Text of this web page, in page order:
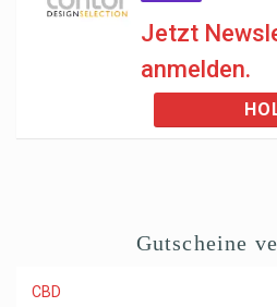
Jetzt
anmelden.
Gutscheine
CBD